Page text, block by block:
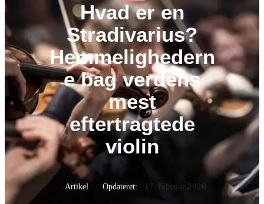
Hvad er en
Stradivarius?
Hemmelighedern
e bag verdens
mest
eftertragtede
violin
Artikel Opdateret: 17. februar 2026